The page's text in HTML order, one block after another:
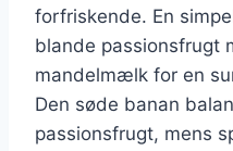
forfriskende. En
blande passionsfrugt
mandelmælk for en
Den søde banan
passionsfrugt, mens